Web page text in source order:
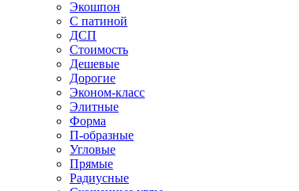
Экошпон
С патиной
ДСП
Стоимость
Дешевые
Дорогие
Эконом-класс
Элитные
Форма
П-образные
Угловые
Прямые
Радиусные